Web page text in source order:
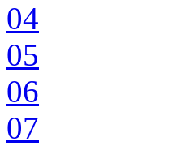
04
05
06
07